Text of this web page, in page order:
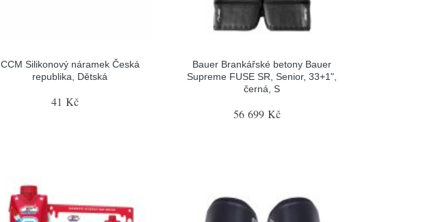
CCM Silikonový náramek Česká
republika, Dětská
41 Kč
Bauer Brankářské betony Bauer
Supreme FUSE SR, Senior, 33+1",
černá, S
56 699 Kč